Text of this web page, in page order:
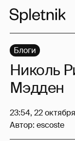
Блоги
Николь
Мэдден
23:54, 22
Автор: escoste